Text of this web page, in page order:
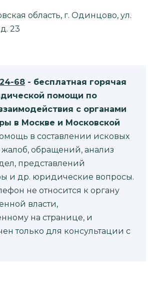
область, г. Одинцово, ул.
23
68 - бесплатная горячая
помощи по
с органами
в Москве и Московской
в составлении исковых
обращений, анализ
представлений
и др. юридические вопросы.
не относится к органу
власти,
на странице, и
только для консультации с